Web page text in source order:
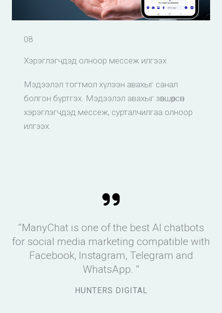
08
Хэрэглэгчдэд олноор мессеж илгээх
Мэдээлэл тогтмол хүлээн авахыг санал
болгон бүртгэх. Мэдээлэл авахыг зөвшөөрсөн
хэрэглэгчдэд мессеж, сурталчилгаа олноор
илгээх.
“ManyChat is one of the best AI chatbots
for social media marketing compatible with
Facebook, Instagram, Telegram and
WhatsApp. ”
HUNTERS DIGITAL